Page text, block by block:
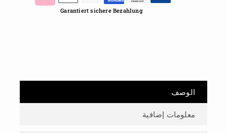
Garantiert sichere Bezahlung
الوصف
معلومات إضافية